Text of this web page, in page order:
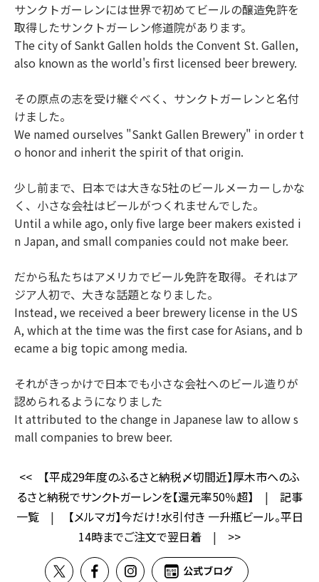
サンクトガーレンには世界で初めてビールの醸造免許を
取得したサンクトガーレン修道院があります。
The city of Sankt Gallen holds the Convent St. Gallen,
also known as the world's first licensed beer brewery.
その原点の志を受け継ぐべく、サンクトガーレンと名付
けました。
We named ourselves "Sankt Gallen Brewery" in order t
o honor and inherit the spirit of that origin.
少し前まで、日本では大きな5社のビールメーカーしかな
く、小さな会社はビールがつくれませんでした。
Until a while ago, only five large beer makers existed i
n Japan, and small companies could not make beer.
だから私たちはアメリカでビール免許を取得。それはア
ジア人初で、大きな話題となりました。
Instead, we received a beer brewery license in the US
A, which at the time was the first case for Asians, and b
ecame a big topic among media.
それがきっかけで日本でも小さな会社へのビール造りが
認められるようになりました
It attributed to the change in Japanese law to allow s
mall companies to brew beer.
<<
【平成29年度のふるさと納税〆切間近】厚木市へのふ
るさと納税でサンクトガーレンを【還元率50％超】 | 記事
一覧|
【メルマガ】今だけ！水引付き 一升瓶ビール。平日
14時までご注文で翌日着 | >>